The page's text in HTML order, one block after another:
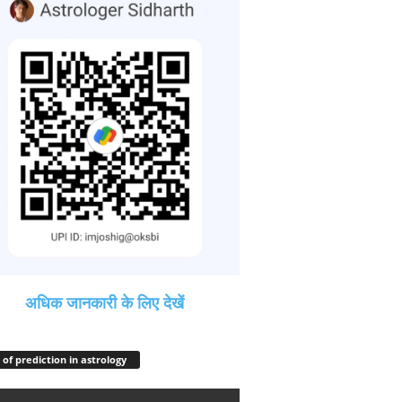
अधिक जानकारी के लिए देखें
prediction in astrology